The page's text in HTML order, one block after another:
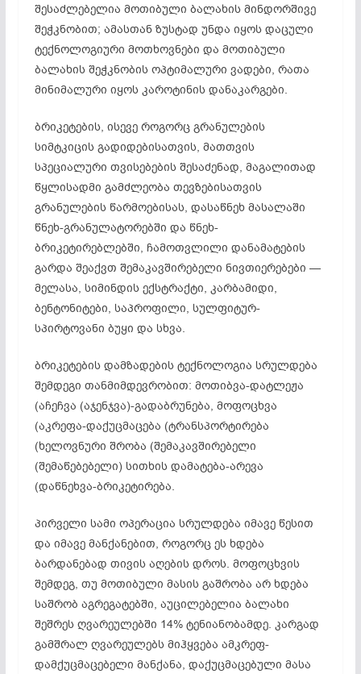
შესაძლებელია მოთიბული ბალახის მინდორშივე
შეჭკნობით; ამასთან ზუსტად უნდა იყოს დაცული
ტექნოლოგიური მოთხოვნები და მოთიბული
ბალახის შეჭკნობის ოპტიმალური ვადები, რათა
მინიმალური იყოს კაროტინის დანაკარგები.
ბრიკეტების, ისევე როგორც გრანულების
სიმტკიცის გადიდებისათვის, მათთვის
სპეციალური თვისებების შესაძენად, მაგალითად
წყლისადმი გამძლეობა თევზებისათვის
გრანულების წარმოებისას, დასაწნეხ მასალაში
წნეხ-გრანულატორებში და წნეხ-
ბრიკეტირებლებში, ჩამოთვლილი დანამატების
გარდა შეაქვთ შემაკავშირებელი ნივთიერებები —
მელასა, სიმინდის ექსტრაქტი, კარბამიდი,
ბენტონიტები, საპროფილი, სულფიტურ-
სპირტოვანი ბუყი და სხვა.
ბრიკეტების დამზადების ტექნოლოგია სრულდება
შემდეგი თანმიმდევრობით: მოთიბვა-დატლეჟა
(აჩეჩვა (აჯენჯვა)-გადაბრუნება, მოფოცხვა
(აკრეფა-დაქუცმაცება (ტრანსპორტირება
(ხელოვნური შრობა (შემაკავშირებელი
(შემაწებებელი) სითხის დამატება-არევა
(დაწნეხვა-ბრიკეტირება.
პირველი სამი ოპერაცია სრულდება იმავე წესით
და იმავე მანქანებით, როგორც ეს ხდება
ბარდანებად თივის აღების დროს. მოფოცხვის
შემდეგ, თუ მოთიბული მასის გაშრობა არ ხდება
საშრობ აგრეგატებში, აუცილებელია ბალახი
შეშრეს ღვარეულებში 14% ტენიანობამდე. კარგად
გამშრალ ღვარეულებს მიჰყვება ამკრეფ-
დამქუცმაცებელი მანქანა, დაქუცმაცებული მასა